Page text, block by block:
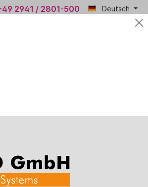
2941 / 2801-500 Deutsch